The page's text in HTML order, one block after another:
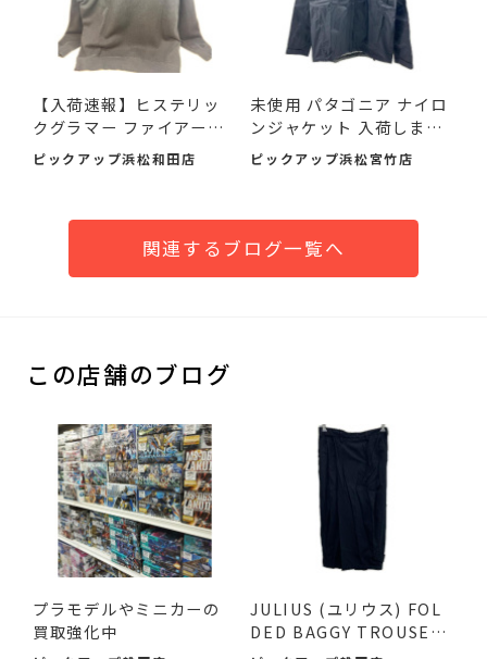
【入荷速報】ヒステリッ
クグラマー ファイアーベ
ア...
ピックアップ浜松和田店
未使用 パタゴニア ナイロ
ンジャケット 入荷しまし
た♪
ピックアップ浜松宮竹店
関連するブログ一覧へ
この店舗のブログ
プラモデルやミニカーの
買取強化中
JULIUS (ユリウス) FOL
DED BAGGY TROUSERS
ブラッ...